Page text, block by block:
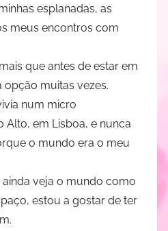
u
d
t
e
R
e
e
esplanadas, as
meus encontros com
que antes de estar em
opção muitas vezes.
num micro
Alto, em Lisboa, e nunca
o mundo era o meu
veja o mundo como
estou a gostar de ter